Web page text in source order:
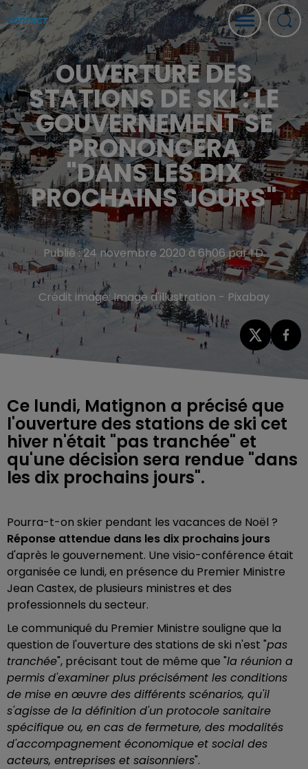
OUVERTURE DES
STATIONS DE SKI : LE
GOUVERNEMENT SE
PRONONCERA
"DANS LES DIX
PROCHAINS JOURS"
Publié : 24 novembre 2020 à 6h06 par I.D.
Crédit image:Image d'illustration - Pixabay
Ce lundi, Matignon a précisé que
l'ouverture des stations de ski cet
hiver n'était "pas tranchée" et
qu'une décision sera rendue "dans
les dix prochains jours".
Pourra-t-on skier pendant les vacances de Noël ?
Réponse attendue dans les dix prochains jours
d'après le gouvernement. Une visio-conférence était
organisée ce lundi, en présence du Premier Ministre
Jean Castex, de plusieurs ministres et des
professionnels du secteur.
Le communiqué du Premier Ministre souligne que la
question de l'ouverture des stations de ski n'est "pas
tranchée", précisant tout de même que "la réunion a
permis d'examiner plus précisément les conditions
de mise en œuvre des différents scénarios, qu'il
s'agisse de la définition d'un protocole sanitaire
spécifique ou, en cas de fermeture, des modalités
d'accompagnement économique et social des
acteurs, entreprises et saisonniers".